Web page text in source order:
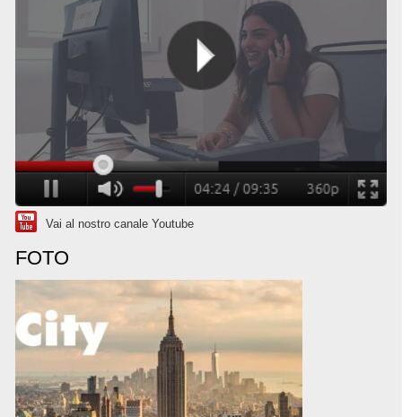
Vai al nostro canale Youtube
FOTO